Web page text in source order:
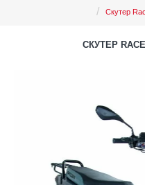
Скутер
СКУТЕР